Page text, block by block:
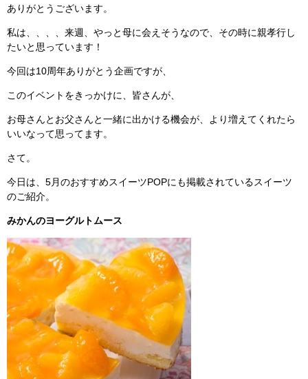
ありがとうございます。
私は、、、、来週、やっと母に会えそうなので、その時に親孝行し
たいと思っています！
今回は10周年ありがとう企画ですが、
このイベントをきっかけに、皆さんが、
お母さんとお父さんと一緒に出かける機会が、より増えてくれたら
いいなって思ってます。
さて。
今日は、5月のおすすめスイーツPOPにも掲載されているスイーツ
のご紹介。
みかんのヨーグルトムース